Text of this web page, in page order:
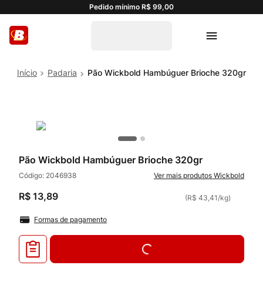
Pedido mínimo R$ 99,00
Padaria Pão Wickbold Hambúguer Brioche 320gr
Pão Wickbold Hambúguer Brioche 320gr
Código: 2046938 Wickbold
R$ 13,89 (R$ 43,41/kg)
Formas de pagamento